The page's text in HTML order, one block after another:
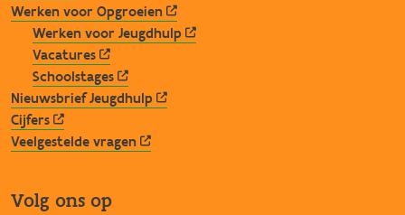
Werken voor Opgroeien
Werken voor Jeugdhulp
Vacatures
Schoolstages
Nieuwsbrief Jeugdhulp
Cijfers
Veelgestelde vragen
Volg ons op